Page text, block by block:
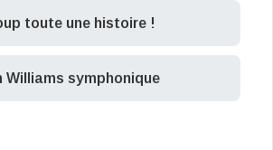
toute une histoire !
Williams symphonique